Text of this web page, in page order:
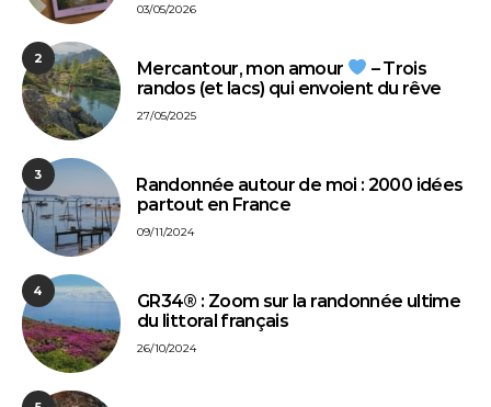
03/05/2026
2
Mercantour, mon amour
– Trois
randos (et lacs) qui envoient du rêve
27/05/2025
3
⁠Randonnée autour de moi : 2000 idées
partout en France
09/11/2024
4
GR34® : Zoom sur la randonnée ultime
du littoral français
26/10/2024